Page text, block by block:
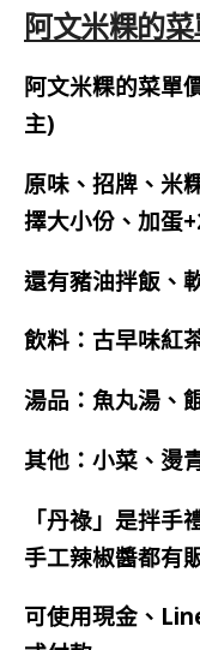
阿文米粿的
阿文米粿的菜單
主)
原味、招牌、米
擇大小份、加蛋
還有豬油拌飯、
飲料：古早味紅
湯品：魚丸湯、
其他：小菜、燙
「丹祿」是拌手
手工辣椒醬都有
可使用現金、